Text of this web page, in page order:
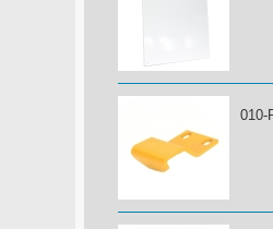
010-